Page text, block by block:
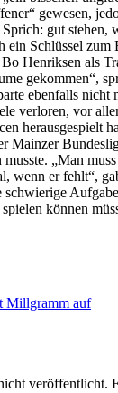
gewesen,
Sprich: gut
Schlüssel zum
Henriksen als
gekommen“,
ebenfalls nicht
verloren, vor
herausgespielt
Mainzer
„Man
wenn er fehlt“,
schwierige
können
Millgramm auf
veröffentlicht.